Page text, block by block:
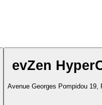
evZen
Avenue Georges Pompidou 19,